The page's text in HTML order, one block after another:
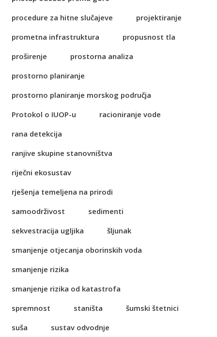
procedure za hitne slučajeve
projektiranje
prometna infrastruktura
propusnost tla
proširenje
prostorna analiza
prostorno planiranje
prostorno planiranje morskog područja
Protokol o IUOP-u
racioniranje vode
rana detekcija
ranjive skupine stanovništva
riječni ekosustav
rješenja temeljena na prirodi
samoodrživost
sedimenti
sekvestracija ugljika
šljunak
smanjenje otjecanja oborinskih voda
smanjenje rizika
smanjenje rizika od katastrofa
spremnost
staništa
šumski štetnici
suša
sustav odvodnje